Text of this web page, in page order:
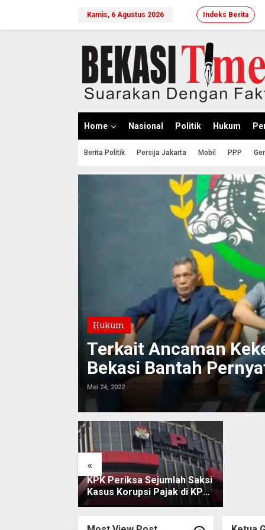
Kamis, 6 Agustus 2026 Indeks Berita
Home Nasional Politik Hukum
Berita Politik Persija Jakarta Mobil PPP
Hukum
Terkait Ancaman
Bekasi Bantah
Mei 24, 2022
«
KPK Periksa Sejumlah Saksi
Kasus Korupsi Pajak di KPP
Pratama Banjarmasin, Uang